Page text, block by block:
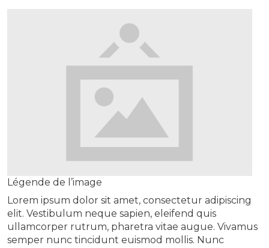
Légende de l’image
Lorem ipsum dolor sit amet, consectetur adipiscing
elit. Vestibulum neque sapien, eleifend quis
ullamcorper rutrum, pharetra vitae augue. Vivamus
semper nunc tincidunt euismod mollis. Nunc